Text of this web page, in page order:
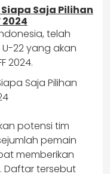
Saja Pilihan
telah
22 yang akan
2024.​
potensi tim
pemain
memberikan
Daftar tersebut